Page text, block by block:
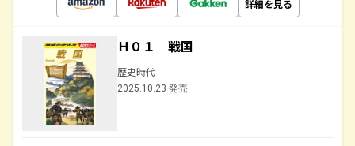
詳細を見る
Ｈ０１ 戦国
歴史時代
2025.10.23 発売